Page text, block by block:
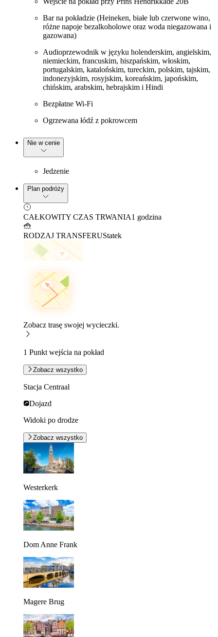
Bar na pokładzie (Heineken, białe lub czerwone wino,
różne napoje bezalkoholowe oraz woda niegazowana i
gazowana)
Audioprzewodnik w języku holenderskim, angielskim,
niemieckim, francuskim, hiszpańskim, włoskim,
portugalskim, katalońskim, tureckim, polskim, tajskim,
indonezyjskim, rosyjskim, koreańskim, japońskim,
chińskim, arabskim, hebrajskim i Hindi
Bezpłatne Wi-Fi
Ogrzewana łódź z pokrowcem
Nie w cenie
Jedzenie
Plan podróży
CAŁKOWITY CZAS TRWANIA1 godzina
RODZAJ TRANSFERUStatek
Zobacz trasę swojej wycieczki.
1 Punkt wejścia na pokład
Zobacz wszystko
Stacja Centraal
Dojazd
Widoki po drodze
Zobacz wszystko
Westerkerk
Dom Anne Frank
Magere Brug